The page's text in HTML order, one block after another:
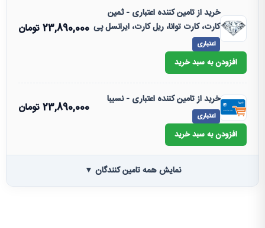
خرید از تامین کننده اعتباری - ثمین
کارت، کارت توانا، ریل کارت، ایرانسل پی
اعتباری
23,890,000تومان
افزودن به سبد خرید
خرید از تامین کننده اعتباری - نسیبا
اعتباری
23,890,000تومان
افزودن به سبد خرید
نمایش همه تامین کنندگان ▼